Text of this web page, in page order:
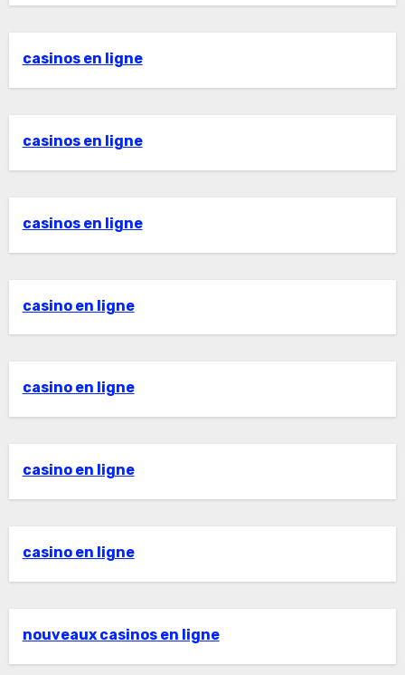
casinos en ligne
casinos en ligne
casinos en ligne
casino en ligne
casino en ligne
casino en ligne
casino en ligne
nouveaux casinos en ligne